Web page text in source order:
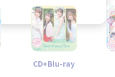
CD+Blu-ray